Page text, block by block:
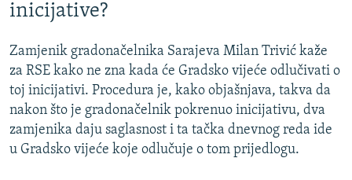
inicijative?
Zamjenik gradonačelnika Sarajeva Milan Trivić kaže
za RSE kako ne zna kada će Gradsko vijeće odlučivati o
toj inicijativi. Procedura je, kako objašnjava, takva da
nakon što je gradonačelnik pokrenuo inicijativu, dva
zamjenika daju saglasnost i ta tačka dnevnog reda ide
u Gradsko vijeće koje odlučuje o tom prijedlogu.